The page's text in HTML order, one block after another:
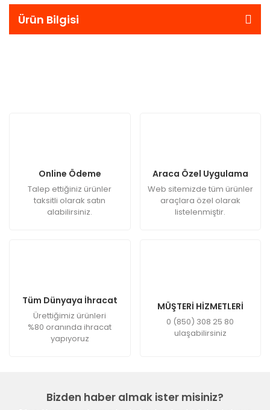
Ürün Bilgisi
Online Ödeme
Talep ettiğiniz ürünler
taksitli olarak satın
alabilirsiniz.
Araca Özel Uygulama
Web sitemizde tüm ürünler
araçlara özel olarak
listelenmiştir.
Tüm Dünyaya İhracat
Ürettiğimiz ürünleri
%80 oranında ihracat
yapıyoruz
MÜŞTERİ HİZMETLERİ
0 (850) 308 25 80
ulaşabilirsiniz
Bizden haber almak ister misiniz?